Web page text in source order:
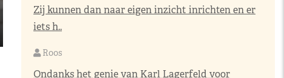
Zij kunnen dan naar eigen inzicht inrichten en er
iets h..
Roos
Ondanks het genie van Karl Lagerfeld voor